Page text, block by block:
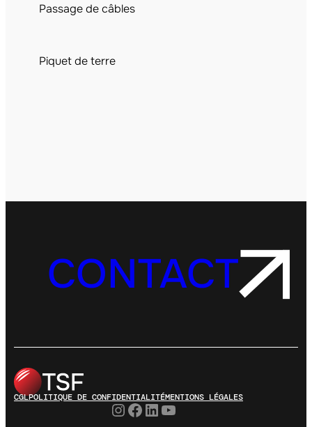
Passage de câbles
Piquet de terre
CONTACT
CGLPOLITIQUE DE CONFIDENTIALITÉMENTIONS LÉGALES
Instagram
Facebook
LinkedIn
YouTube